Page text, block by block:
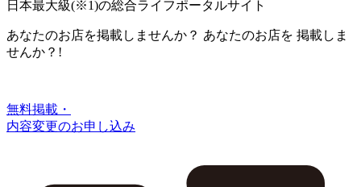
日本最大級(※1)の総合ライフポータルサイト
あなたのお店を掲載しませんか？ あなたのお店を 掲載しま
せんか？!
無料掲載・
内容変更のお申し込み